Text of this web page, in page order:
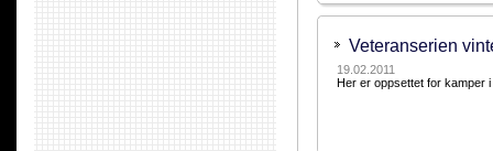
Veteranserien
19.02.2011
Her er oppsettet for kamper